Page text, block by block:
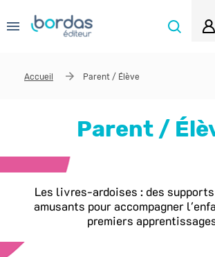
Je me connecte
Mot de passe
Se souvenir de moi
Accueil Parent / Élève
Parent /
Avec les P'tites Poules : apprendre à
à réviser en s'amusant !